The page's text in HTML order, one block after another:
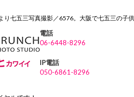
り七五三写真撮影／6576。大阪で七五三の子
電話
06-6448-8296
IP電話
050-6861-8296